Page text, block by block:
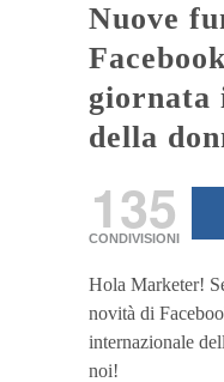
Nuove funzionalità di
giornata
della
135
CONDIVISIONI
Hola Marketer!
novità di
internazionale
noi!